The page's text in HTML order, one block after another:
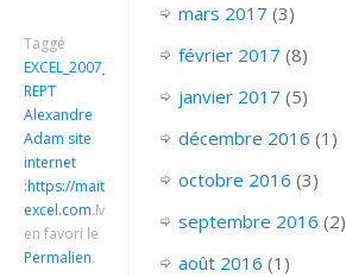
Taggé
EXCEL_2007_EX_Graphique
REPT
Alexandre
Adam site
internet
:https://maitrise-
excel.com.Mettre
en favori le
Permalien.
mars 2017 (3)
février 2017 (8)
janvier 2017 (5)
décembre 2016 (1)
octobre 2016 (3)
septembre 2016 (2)
août 2016 (1)